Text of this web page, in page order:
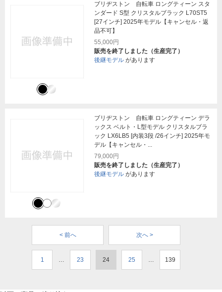
ブリヂストン 自転車 ロングティーン スタ
ンダード S型 クリスタルブラック L70ST5
[27インチ] 2025年モデル【キャンセル・返
品不可】
55,000円
販売を終了しました（生産完了）
後継モデル があります
ブリヂストン 自転車 ロングティーン デラ
ックス ベルト・L型モデル クリスタルブラ
ック LX6LB5 [内装3段 /26インチ] 2025年モ
デル【キャンセル・...
79,000円
販売を終了しました（生産完了）
後継モデル があります
< 前へ 次へ >
1 … 23 24 25 … 139